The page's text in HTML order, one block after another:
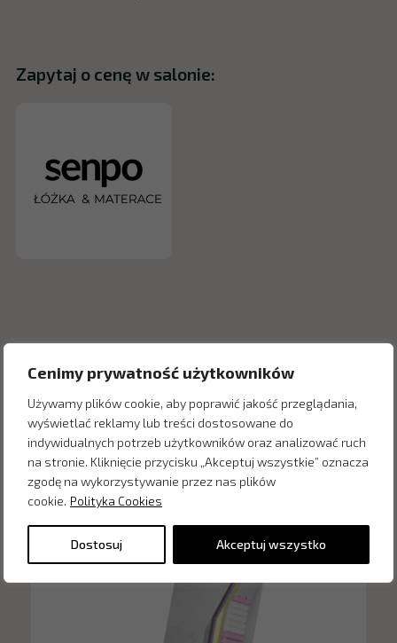
Cenimy prywatność użytkowników
Używamy plików cookie, aby poprawić jakość przeglądania,
wyświetlać reklamy lub treści dostosowane do
indywidualnych potrzeb użytkowników oraz analizować ruch
na stronie. Kliknięcie przycisku „Akceptuj wszystkie” oznacza
zgodę na wykorzystywanie przez nas plików
cookie. Polityka Cookies
Dostosuj Akceptuj wszystko
Zapytaj o cenę w salonie:
Inne produkty z kategorii